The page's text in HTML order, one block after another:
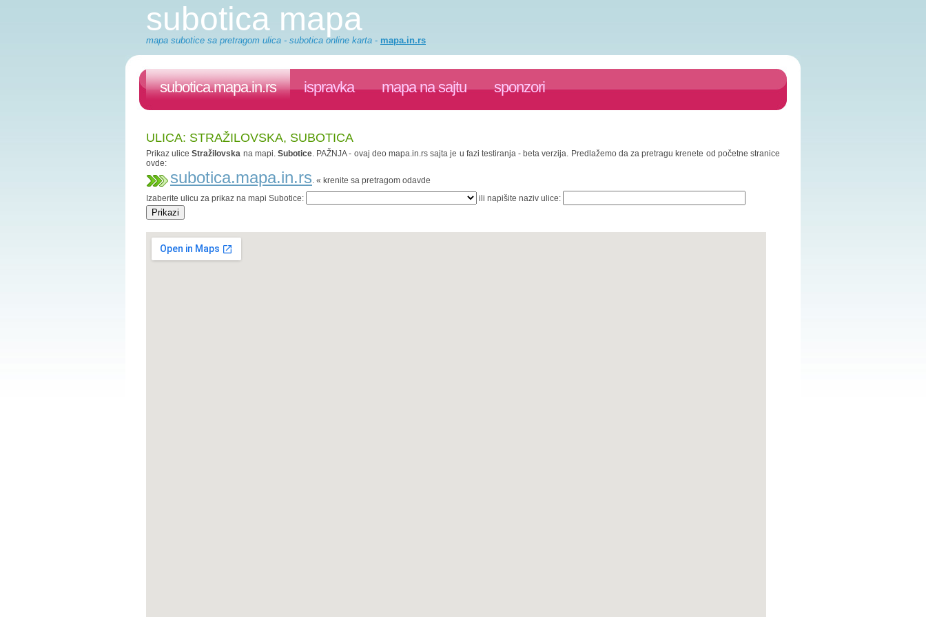
subotica mapa
mapa subotice sa pretragom ulica - subotica online karta - mapa.in.rs
subotica.mapa.in.rs ispravka mapa na sajtu sponzori
ULICA: STRAŽILOVSKA, SUBOTICA
Prikaz uliceStražilovska na mapi. Subotice. PAŽNJA - ovaj deo mapa.in.rs sajta je u fazi testiranja - beta verzija. Predlažemo da za pretragu krenete od početne stranice
ovde:
subotica.mapa.in.rs. « krenite sa pretragom odavde
Izaberite ulicu za prikaz na mapi Subotice:
ili napišite naziv ulice: